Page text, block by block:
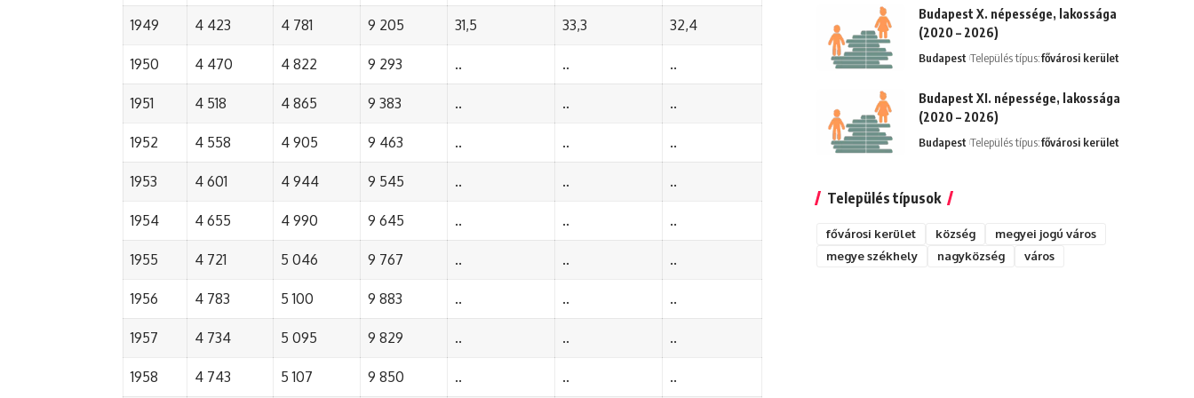
1949 4 423 4 781 9 205 31,5 33,3 32,4
1950 4 470 4 822 9 293 .. .. ..
1951 4 518 4 865 9 383 .. .. ..
1952 4 558 4 905 9 463 .. .. ..
1953 4 601 4 944 9 545 .. .. ..
1954 4 655 4 990 9 645 .. .. ..
1955 4 721 5 046 9 767 .. .. ..
1956 4 783 5 100 9 883 .. .. ..
1957 4 734 5 095 9 829 .. .. ..
1958 4 743 5 107 9 850 .. .. ..
Budapest X. népessége, lakossága
(2020 – 2026)
Budapest Település típus:fővárosi kerület
Budapest XI. népessége, lakossága
(2020 – 2026)
Budapest Település típus:fővárosi kerület
Település típusok
fővárosi kerület község
megyei jogú város
megye székhely
nagyközség város